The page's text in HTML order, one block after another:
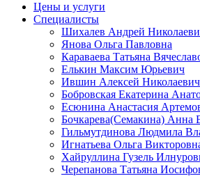
Цены и услуги
Специалисты
Шихалев Андрей
Янова Ольга Павловна
Караваева Татьяна
Елькин Максим Юрьевич
Ившин Алексей Николаевич
Бобровская Екатерина
Есюнина Анастасия
Бочкарева(Семакина) Анна
Гильмутдинова Людмила
Игнатьева Ольга
Хайруллина Гузель
Черепанова Татьяна